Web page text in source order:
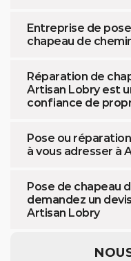
Entreprise de
chapeau de
Réparation de
Artisan Lobry est
confiance de
Pose ou
à vous adresser à
Pose de chapeau
demandez un
Artisan Lobry